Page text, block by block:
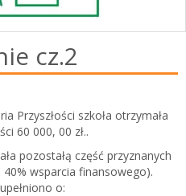
cz.2
Przyszłości szkoła otrzymała
60 000, 00 zł..
pozostałą część przyznanych
wsparcia finansowego).
o: